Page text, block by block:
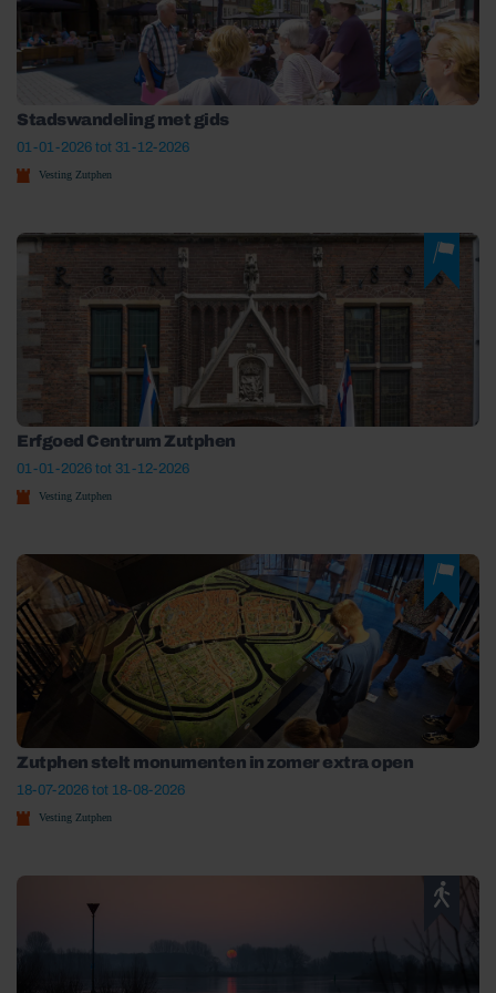
Stadswandeling met gids
01-01-2026 tot 31-12-2026
Vesting Zutphen
Erfgoed Centrum Zutphen
01-01-2026 tot 31-12-2026
Vesting Zutphen
Zutphen stelt monumenten in zomer extra open
18-07-2026 tot 18-08-2026
Vesting Zutphen